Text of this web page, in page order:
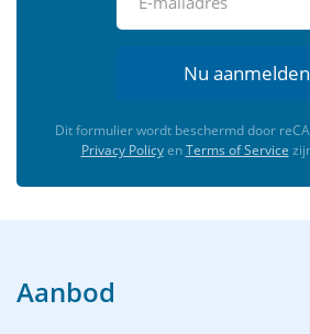
Nu aanmelden
Dit formulier wordt beschermd door
Privacy PolicyenTerms of Service
Aanbod